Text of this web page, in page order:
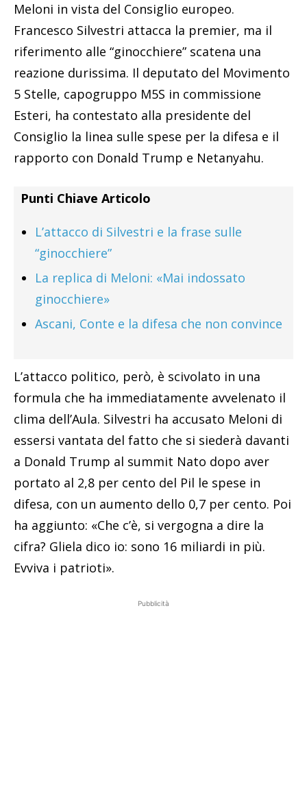
Meloni in vista del Consiglio europeo.
Francesco Silvestri attacca la premier, ma il
riferimento alle “ginocchiere” scatena una
reazione durissima. Il deputato del Movimento
5 Stelle, capogruppo M5S in commissione
Esteri, ha contestato alla presidente del
Consiglio la linea sulle spese per la difesa e il
rapporto con Donald Trump e Netanyahu.
Punti Chiave Articolo
L’attacco di Silvestri e la frase sulle
“ginocchiere”
La replica di Meloni: «Mai indossato
ginocchiere»
Ascani, Conte e la difesa che non convince
L’attacco politico, però, è scivolato in una
formula che ha immediatamente avvelenato il
clima dell’Aula. Silvestri ha accusato Meloni di
essersi vantata del fatto che si siederà davanti
a Donald Trump al summit Nato dopo aver
portato al 2,8 per cento del Pil le spese in
difesa, con un aumento dello 0,7 per cento. Poi
ha aggiunto: «Che c’è, si vergogna a dire la
cifra? Gliela dico io: sono 16 miliardi in più.
Evviva i patrioti».
Pubblicità